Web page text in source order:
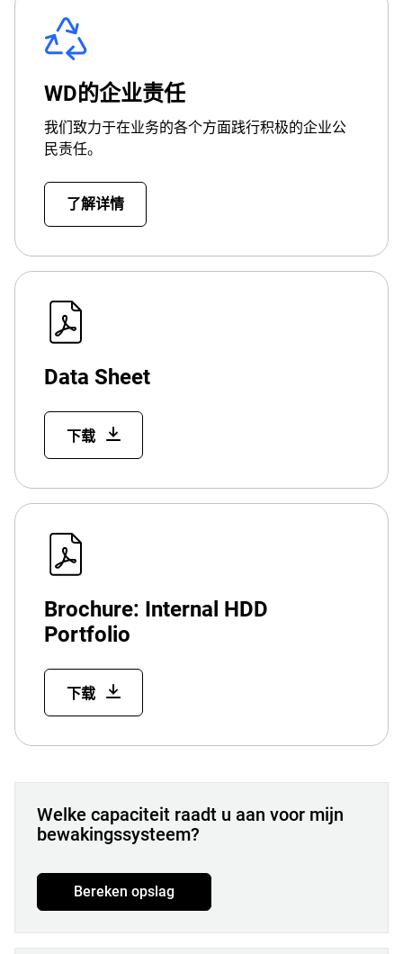
WD的企业责任
我们致力于在业务的各个方面践行积极的企业公
民责任。
了解详情
Data Sheet
下载
Brochure: Internal HDD
Portfolio
下载
Welke capaciteit raadt u aan voor mijn
bewakingssysteem?
Bereken opslag